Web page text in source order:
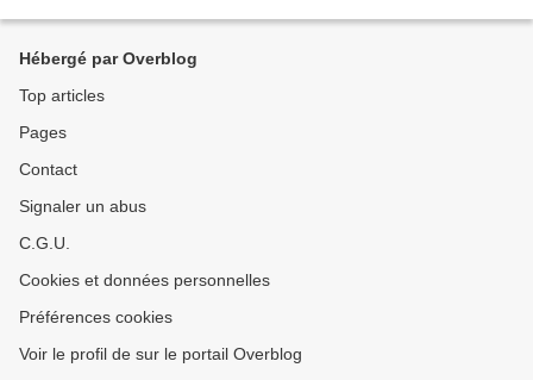
Hébergé par Overblog
Top articles
Pages
Contact
Signaler un abus
C.G.U.
Cookies et données personnelles
Préférences cookies
Voir le profil de sur le portail Overblog